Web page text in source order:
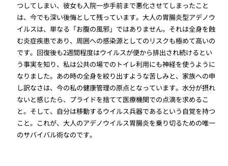
つしてしまい、彼女も入院一歩手前まで悪化させてしまったこと
は、今でも深い後悔として残っています。大人の胃腸炎型アデノウ
イルスは、単なる「お腹の風邪」ではありません。それは全身を蝕
む炎症疾患であり、周囲への感染源としてのリスクも極めて高いの
です。回復後も2週間程度はウイルスが便から排出され続けるとい
う事実を知り、私は公共の場でのトイレ利用にも神経を使うように
なりました。あの時の全身を絞り出すような苦しみと、家族への申
し訳なさは、今の私の健康管理の原点となっています。水分が摂れ
ないと感じたら、プライドを捨てて医療機関での点滴を求めるこ
と。そして、自分は移動するウイルス兵器であるという自覚を持つ
こと。これが、大人のアデノウイルス胃腸炎を乗り切るための唯一
のサバイバル術なのです。